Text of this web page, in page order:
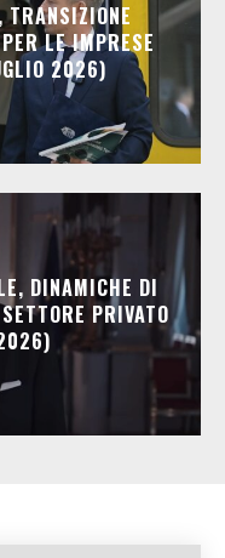
TRANSIZIONE
LE IMPRESE
2026)
DINAMICHE DI
PRIVATO